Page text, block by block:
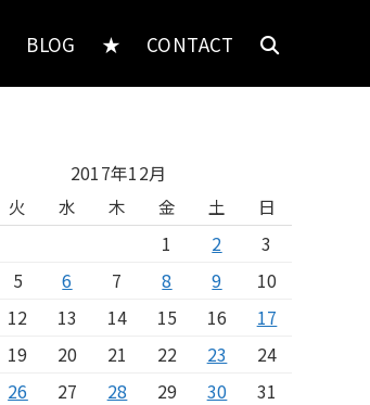
BLOG ★ CONTACT
2017年12月
火 水 木 金 土
日
1
2
3
5 6 7 8 9
10
12 13 14 15 16
17
19 20 21 22 23
24
26 27 28 29 30
31